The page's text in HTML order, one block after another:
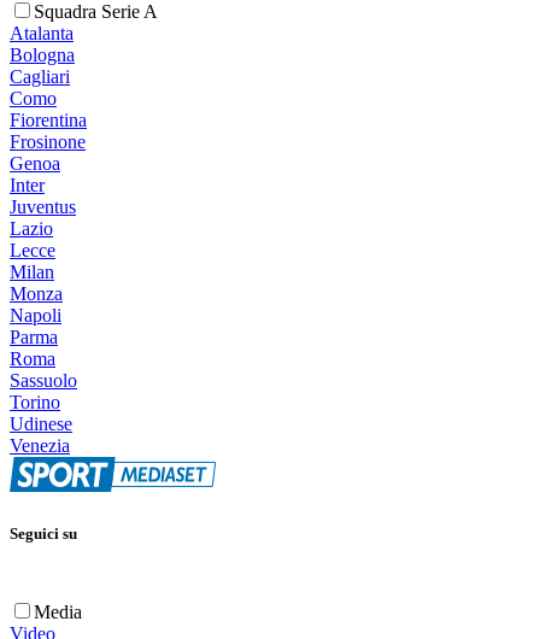
Squadra Serie A
Atalanta
Bologna
Cagliari
Como
Fiorentina
Frosinone
Genoa
Inter
Juventus
Lazio
Lecce
Milan
Monza
Napoli
Parma
Roma
Sassuolo
Torino
Udinese
Venezia
Seguici su
Media
Video